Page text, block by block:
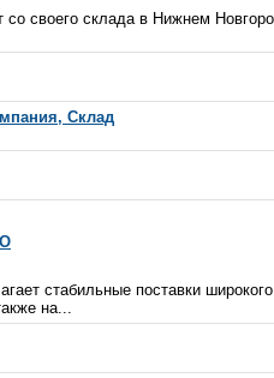
своего склада в Нижнем
Склад
стабильные поставки
на...